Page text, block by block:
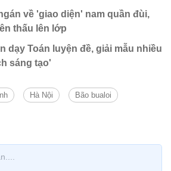
về 'giao diện' nam quần đùi,
thấu lên lớp
dạy Toán luyện đề, giải mẫu nhiều
sáng tạo'
Hà Nội Bão bualoi